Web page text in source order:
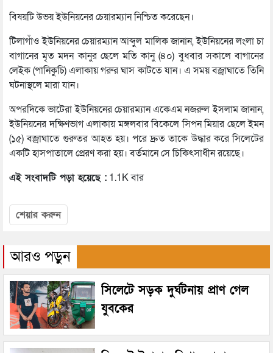
বিষয়টি উভয় ইউনিয়নের চেয়ারম্যান নিশ্চিত করেছেন।
টিলাগাঁও ইউনিয়নের চেয়ারম্যান আব্দুল মালিক জানান, ইউনিয়নের লংলা চা
বাগানের মৃত মদন কানুর ছেলে মতি কানু (৪০) বুধবার সকালে বাগানের
লেইক (পানিকুচি) এলাকায় গরুর ঘাস কাটতে যান। এ সময় বজ্রাঘাতে তিনি
ঘটনাস্থলে মারা যান।
অপরদিকে ভাটেরা ইউনিয়নের চেয়ারম্যান একেএম নজরুল ইসলাম জানান,
ইউনিয়নের দক্ষিণভাগ এলাকায় মঙ্গলবার বিকেলে সিপন মিয়ার ছেলে ইমন
(১৫) বজ্রাঘাতে গুরুতর আহত হয়। পরে দ্রুত তাকে উদ্ধার করে সিলেটের
একটি হাসপাতালে প্রেরণ করা হয়। বর্তমানে সে চিকিৎসাধীন রয়েছে।
এই সংবাদটি পড়া হয়েছে : 1.1K বার
শেয়ার করুন
আরও পড়ুন
সিলেটে সড়ক দুর্ঘটনায় প্রাণ গেল
যুবকের